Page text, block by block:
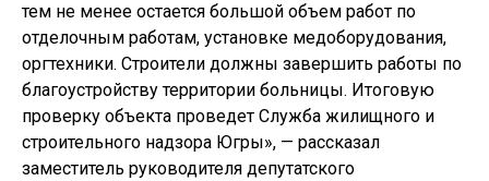
тем не менее остается большой объем работ по
отделочным работам, установке медоборудования,
оргтехники. Строители должны завершить работы по
благоустройству территории больницы. Итоговую
проверку объекта проведет Служба жилищного и
строительного надзора Югры», — рассказал
заместитель руководителя депутатского